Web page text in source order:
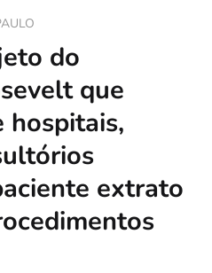
do
que
hospitais,
extrato